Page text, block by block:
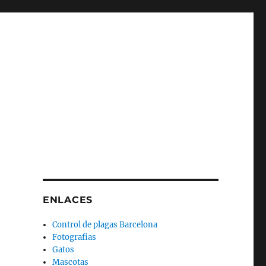
ENLACES
Control de plagas Barcelona
Fotografias
Gatos
Mascotas